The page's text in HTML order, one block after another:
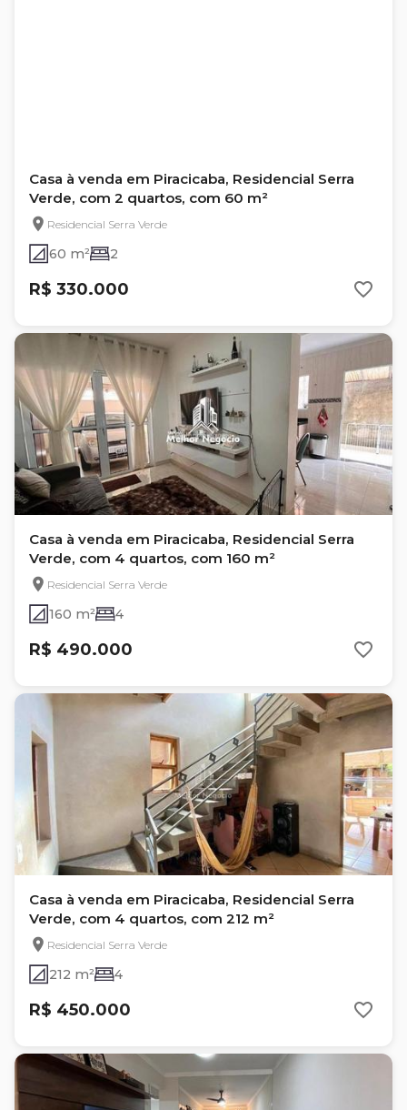
Casa à venda em Piracicaba, Residencial Serra
Verde, com 2 quartos, com 60 m²
Residencial Serra Verde
60 m² 2
R$ 330.000
Casa à venda em Piracicaba, Residencial Serra
Verde, com 4 quartos, com 160 m²
Residencial Serra Verde
160 m² 4
R$ 490.000
Casa à venda em Piracicaba, Residencial Serra
Verde, com 4 quartos, com 212 m²
Residencial Serra Verde
212 m² 4
R$ 450.000